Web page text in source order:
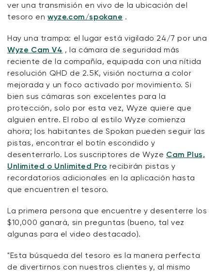
ver una transmisión en vivo de la ubicación del
tesoro en wyze.com/spokane .
Hay una trampa: el lugar está vigilado 24/7 por una
Wyze Cam V4 , la cámara de seguridad más
reciente de la compañía, equipada con una nítida
resolución QHD de 2.5K, visión nocturna a color
mejorada y un foco activado por movimiento. Si
bien sus cámaras son excelentes para la
protección, solo por esta vez, Wyze quiere que
alguien entre. El robo al estilo Wyze comienza
ahora; los habitantes de Spokan pueden seguir las
pistas, encontrar el botín escondido y
desenterrarlo. Los suscriptores de Wyze Cam Plus,
Unlimited o Unlimited Pro recibirán pistas y
recordatorios adicionales en la aplicación hasta
que encuentren el tesoro.
La primera persona que encuentre y desenterre los
$10,000 ganará, sin preguntas (bueno, tal vez
algunas para el video destacado).
"Esta búsqueda del tesoro es la manera perfecta
de divertirnos con nuestros clientes y, al mismo